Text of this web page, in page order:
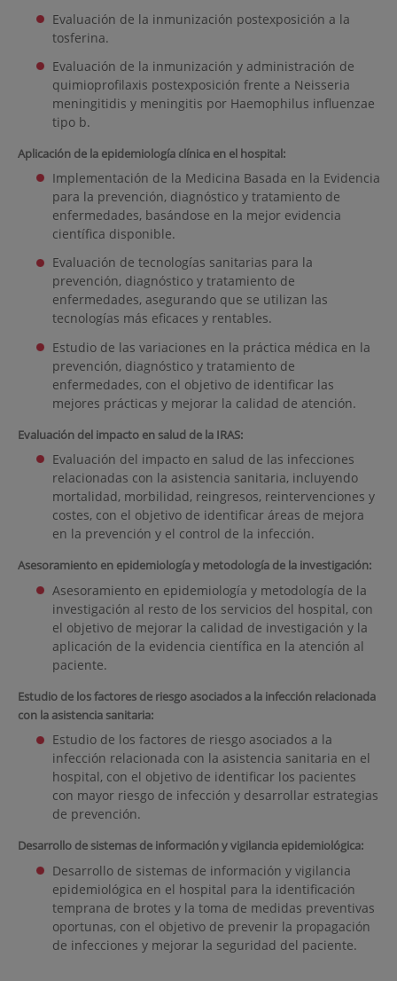
Evaluación de la inmunización postexposición a la
tosferina.
Evaluación de la inmunización y administración de
quimioprofilaxis postexposición frente a Neisseria
meningitidis y meningitis por Haemophilus influenzae
tipo b.
Aplicación de la epidemiología clínica en el hospital:
Implementación de la Medicina Basada en la Evidencia
para la prevención, diagnóstico y tratamiento de
enfermedades, basándose en la mejor evidencia
científica disponible.
Evaluación de tecnologías sanitarias para la
prevención, diagnóstico y tratamiento de
enfermedades, asegurando que se utilizan las
tecnologías más eficaces y rentables.
Estudio de las variaciones en la práctica médica en la
prevención, diagnóstico y tratamiento de
enfermedades, con el objetivo de identificar las
mejores prácticas y mejorar la calidad de atención.
Evaluación del impacto en salud de la IRAS:
Evaluación del impacto en salud de las infecciones
relacionadas con la asistencia sanitaria, incluyendo
mortalidad, morbilidad, reingresos, reintervenciones y
costes, con el objetivo de identificar áreas de mejora
en la prevención y el control de la infección.
Asesoramiento en epidemiología y metodología de la investigación:
Asesoramiento en epidemiología y metodología de la
investigación al resto de los servicios del hospital, con
el objetivo de mejorar la calidad de investigación y la
aplicación de la evidencia científica en la atención al
paciente.
Estudio de los factores de riesgo asociados a la infección relacionada
con la asistencia sanitaria:
Estudio de los factores de riesgo asociados a la
infección relacionada con la asistencia sanitaria en el
hospital, con el objetivo de identificar los pacientes
con mayor riesgo de infección y desarrollar estrategias
de prevención.
Desarrollo de sistemas de información y vigilancia epidemiológica:
Desarrollo de sistemas de información y vigilancia
epidemiológica en el hospital para la identificación
temprana de brotes y la toma de medidas preventivas
oportunas, con el objetivo de prevenir la propagación
de infecciones y mejorar la seguridad del paciente.